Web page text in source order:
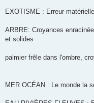
EXOTISME : Erreur
ARBRE: Croyances
et solides
palmier frêle dans l'ombre,
MER OCÉAN : Le monde la